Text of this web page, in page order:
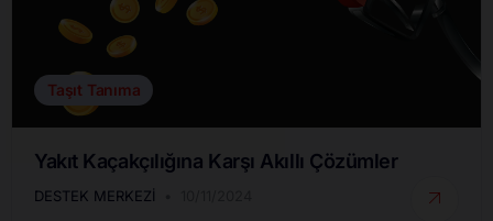
Taşıt Tanıma
Yakıt Kaçakçılığına Karşı Akıllı Çözümler
DESTEK MERKEZI